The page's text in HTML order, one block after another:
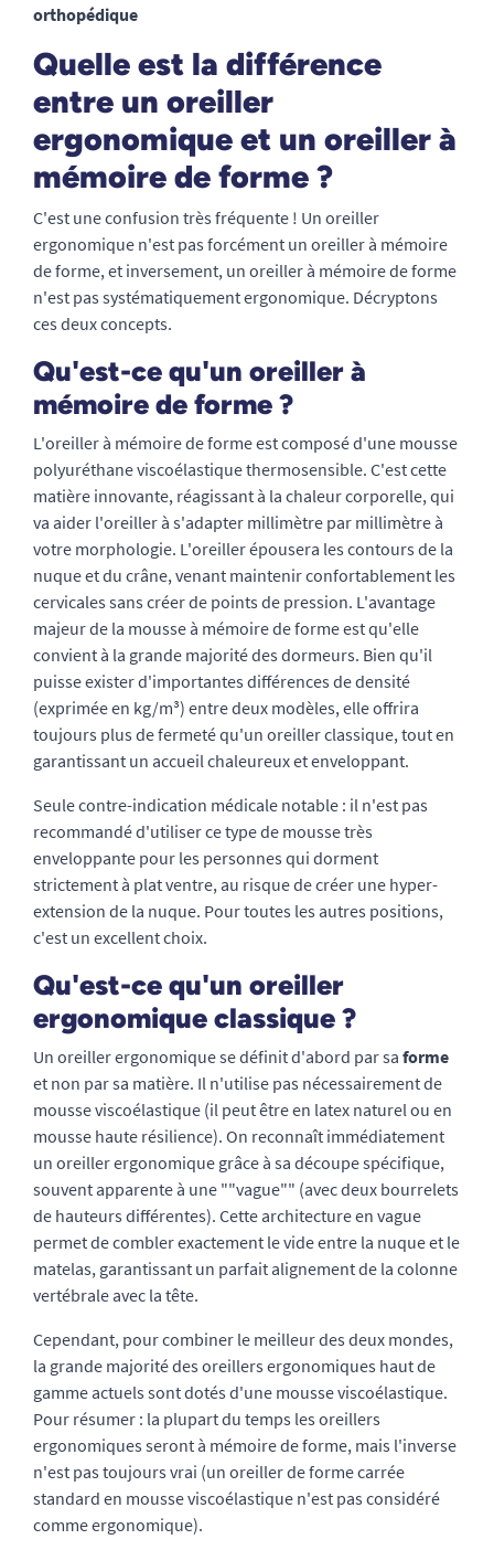
orthopédique
Quelle est la différence
entre un oreiller
ergonomique et un oreiller à
mémoire de forme ?
C'est une confusion très fréquente ! Un oreiller
ergonomique n'est pas forcément un oreiller à mémoire
de forme, et inversement, un oreiller à mémoire de forme
n'est pas systématiquement ergonomique. Décryptons
ces deux concepts.
Qu'est-ce qu'un oreiller à
mémoire de forme ?
L'oreiller à mémoire de forme est composé d'une mousse
polyuréthane viscoélastique thermosensible. C'est cette
matière innovante, réagissant à la chaleur corporelle, qui
va aider l'oreiller à s'adapter millimètre par millimètre à
votre morphologie. L'oreiller épousera les contours de la
nuque et du crâne, venant maintenir confortablement les
cervicales sans créer de points de pression. L'avantage
majeur de la mousse à mémoire de forme est qu'elle
convient à la grande majorité des dormeurs. Bien qu'il
puisse exister d'importantes différences de densité
(exprimée en kg/m³) entre deux modèles, elle offrira
toujours plus de fermeté qu'un oreiller classique, tout en
garantissant un accueil chaleureux et enveloppant.
Seule contre-indication médicale notable : il n'est pas
recommandé d'utiliser ce type de mousse très
enveloppante pour les personnes qui dorment
strictement à plat ventre, au risque de créer une hyper-
extension de la nuque. Pour toutes les autres positions,
c'est un excellent choix.
Qu'est-ce qu'un oreiller
ergonomique classique ?
Un oreiller ergonomique se définit d'abord par sa forme
et non par sa matière. Il n'utilise pas nécessairement de
mousse viscoélastique (il peut être en latex naturel ou en
mousse haute résilience). On reconnaît immédiatement
un oreiller ergonomique grâce à sa découpe spécifique,
souvent apparente à une ""vague"" (avec deux bourrelets
de hauteurs différentes). Cette architecture en vague
permet de combler exactement le vide entre la nuque et le
matelas, garantissant un parfait alignement de la colonne
vertébrale avec la tête.
Cependant, pour combiner le meilleur des deux mondes,
la grande majorité des oreillers ergonomiques haut de
gamme actuels sont dotés d'une mousse viscoélastique.
Pour résumer : la plupart du temps les oreillers
ergonomiques seront à mémoire de forme, mais l'inverse
n'est pas toujours vrai (un oreiller de forme carrée
standard en mousse viscoélastique n'est pas considéré
comme ergonomique).